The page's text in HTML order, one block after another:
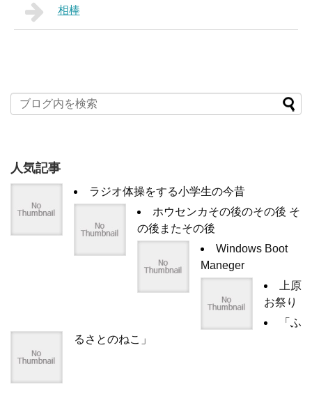
相棒
人気記事
ラジオ体操をする小学生の今昔
ホウセンカその後のその後 そ
の後またその後
Windows Boot
Maneger
上原
お祭り
「ふ
るさとのねこ」